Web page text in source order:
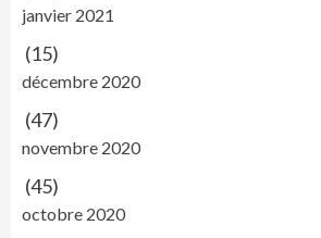
janvier 2021
(15)
décembre 2020
(47)
novembre 2020
(45)
octobre 2020